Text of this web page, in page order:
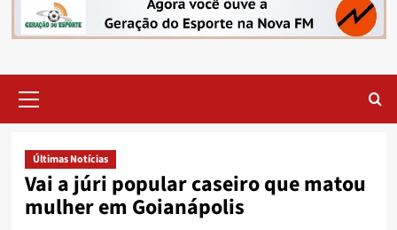
Menu
Últimas Notícias
Vai a júri popular caseiro que matou
mulher em Goianápolis